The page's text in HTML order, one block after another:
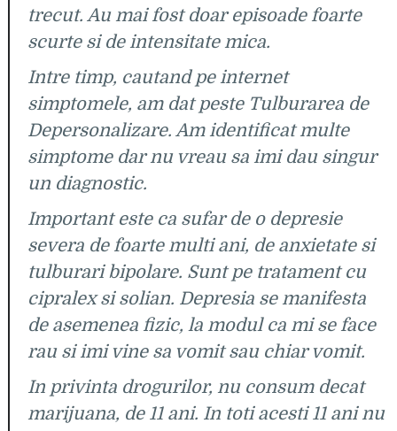
trecut. Au mai fost doar episoade foarte
scurte si de intensitate mica.
Intre timp, cautand pe internet
simptomele, am dat peste Tulburarea de
Depersonalizare. Am identificat multe
simptome dar nu vreau sa imi dau singur
un diagnostic.
Important este ca sufar de o depresie
severa de foarte multi ani, de anxietate si
tulburari bipolare. Sunt pe tratament cu
cipralex si solian. Depresia se manifesta
de asemenea fizic, la modul ca mi se face
rau si imi vine sa vomit sau chiar vomit.
In privinta drogurilor, nu consum decat
marijuana, de 11 ani. In toti acesti 11 ani nu